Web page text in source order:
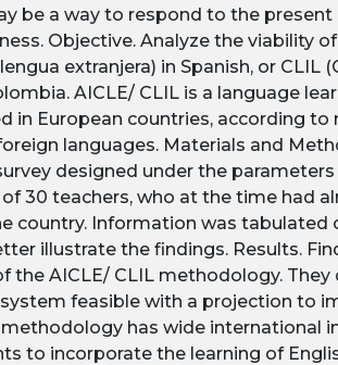
be a way to respond to the
Objective. Analyze the viability
extranjera) in Spanish, or
AICLE/ CLIL is a language
in European countries, according
languages. Materials and
designed under the
30 teachers, who at the time had
country. Information was
illustrate the findings. Results.
the AICLE/ CLIL methodology.
feasible with a projection to
methodology has wide international
to incorporate the learning of